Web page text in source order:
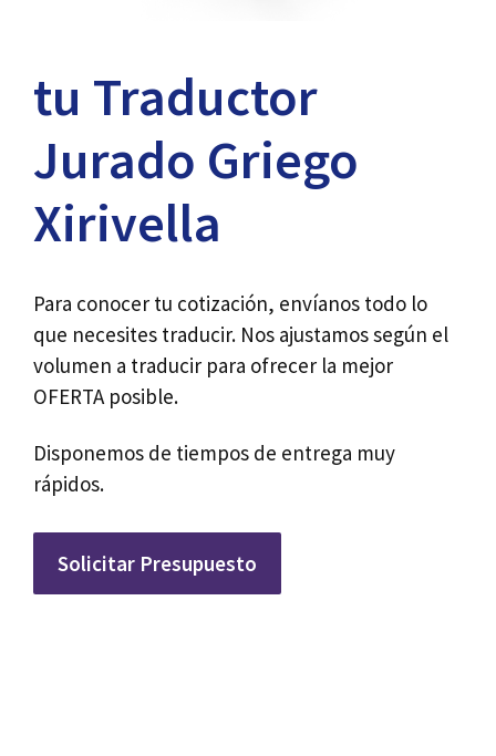
tu Traductor
Jurado Griego
Xirivella
Para conocer tu cotización, envíanos todo lo
que necesites traducir. Nos ajustamos según el
volumen a traducir para ofrecer la mejor
OFERTA posible.
Disponemos de tiempos de entrega muy
rápidos.
Solicitar Presupuesto